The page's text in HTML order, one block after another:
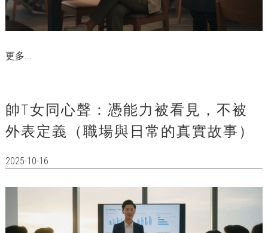
更多...
帥T女同心聲：憑能力被看見，不被
外表定義（職場與日常的真實故事）
2025-10-16